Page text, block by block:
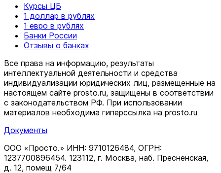
Курсы ЦБ
1 доллар в рублях
1 евро в рублях
Банки России
Отзывы о банках
Все права на информацию, результаты
интеллектуальной деятельности и средства
индивидуализации юридических лиц, размещенные на
настоящем сайте prosto.ru, защищены в соответствии
c законодательством РФ. При использовании
материалов необходима гиперссылка на prosto.ru
Документы
ООО «Просто.» ИНН: 9710126484, ОГРН:
1237700896454. 123112, г. Москва, наб. Пресненская,
д. 12, помещ 7/64